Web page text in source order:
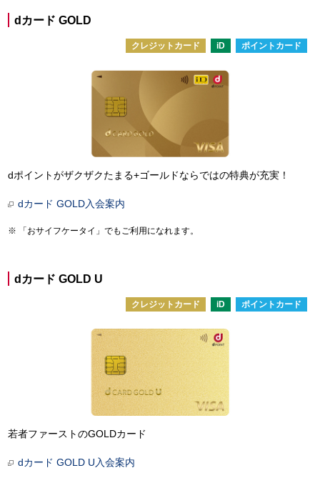
dカード GOLD
クレジットカード iD ポイントカード
dポイントがザクザクたまる+ゴールドならではの特典が充実！
dカード GOLD入会案内
「おサイフケータイ」でもご利用になれます。
dカード GOLD U
クレジットカード iD ポイントカード
若者ファーストのGOLDカード
dカード GOLD U入会案内